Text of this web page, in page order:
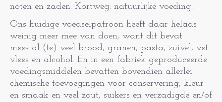
noten en zaden. Kortweg: natuurlijke voeding.
Ons huidige voedselpatroon heeft daar helaas
weinig meer mee van doen, want dit bevat
meestal (te) veel brood, granen, pasta, zuivel, vet
vlees en alcohol. En in een fabriek geproduceerde
voedingsmiddelen bevatten bovendien allerlei
chemische toevoegingen voor conservering, kleur
en smaak en veel zout, suikers en verzadigde en/of